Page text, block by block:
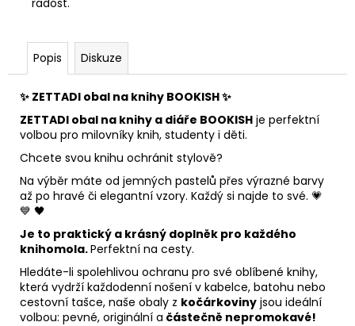
Popis Diskuze
✨ ZETTADI obal na knihy BOOKISH✨
ZETTADI obal na knihy a diáře BOOKISH je perfektní
volbou pro milovníky knih, studenty i děti.
Chcete svou knihu ochránit stylově?
Na výběr máte od jemných pastelů přes výrazné barvy
až po hravé či elegantní vzory. Každý si najde to své. 💗
💙 🖤
Je to praktický a krásný doplněk pro každého
knihomola.Perfektní na cesty.
Hledáte-li spolehlivou ochranu pro své oblíbené knihy,
která vydrží každodenní nošení v kabelce, batohu nebo
cestovní tašce, naše obaly z kočárkoviny jsou ideální
volbou: pevné, originální a částečně nepromokavé!